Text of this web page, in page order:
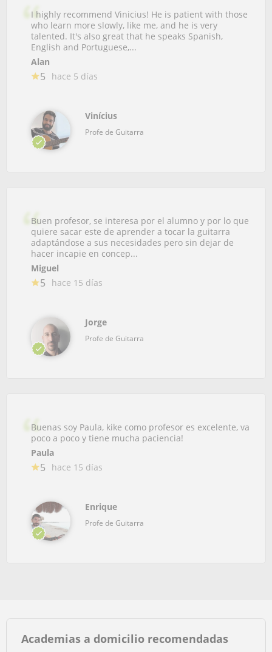
I highly recommend Vinicius! He is patient with those
who learn more slowly, like me, and he is very
talented. It's also great that he speaks Spanish,
English and Portuguese,...
Alan
5 hace 5 días
Vinícius
Profe de Guitarra
Buen profesor, se interesa por el alumno y por lo que
quiere sacar este de aprender a tocar la guitarra
adaptándose a sus necesidades pero sin dejar de
hacer incapie en concep...
Miguel
5 hace 15 días
Jorge
Profe de Guitarra
Buenas soy Paula, kike como profesor es excelente, va
poco a poco y tiene mucha paciencia!
Paula
5 hace 15 días
Enrique
Profe de Guitarra
Academias a domicilio recomendadas